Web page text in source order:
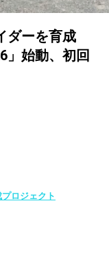
ダーを育成
」始動、初回
ロジェクト